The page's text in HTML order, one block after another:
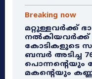
Breaking now
മറ്റുള്ളവർക്ക്
നൽകിയവർക്ക്
കോടികളുടെ
ബമ്പർ അടിച്ച
പൊന്നന്റെയും
മകന്റെയും